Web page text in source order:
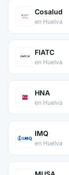
Cosalud
en Huelva
FIATC
en Huelva
HNA
en Huelva
IMQ
en Huelva